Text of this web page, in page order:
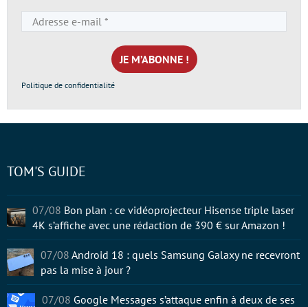
e-
mail
*
Politique de confidentialité
TOM'S GUIDE
07/08 Bon plan : ce vidéoprojecteur Hisense triple laser
4K s’affiche avec une rédaction de 390 € sur Amazon !
07/08 Android 18 : quels Samsung Galaxy ne recevront
pas la mise à jour ?
07/08 Google Messages s’attaque enfin à deux de ses